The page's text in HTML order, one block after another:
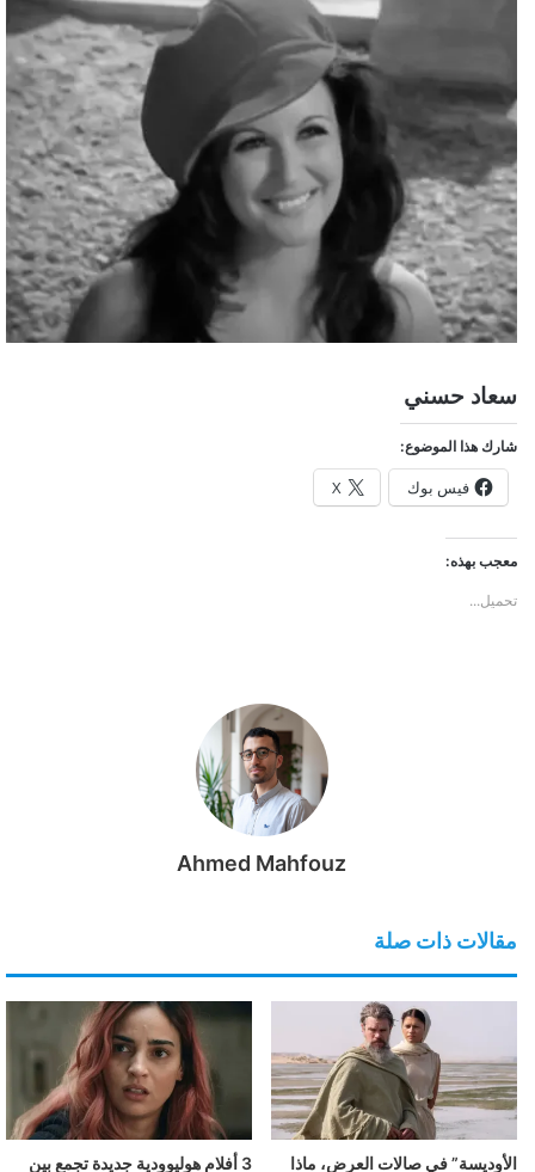
سعاد حسني
شارك هذا الموضوع:
فيس بوك X
معجب بهذه:
تحميل...
Ahmed Mahfouz
مقالات ذات صلة
الأوديسة” في صالات العرض، ماذا 3 أفلام هوليوودية جديدة تجمع بين